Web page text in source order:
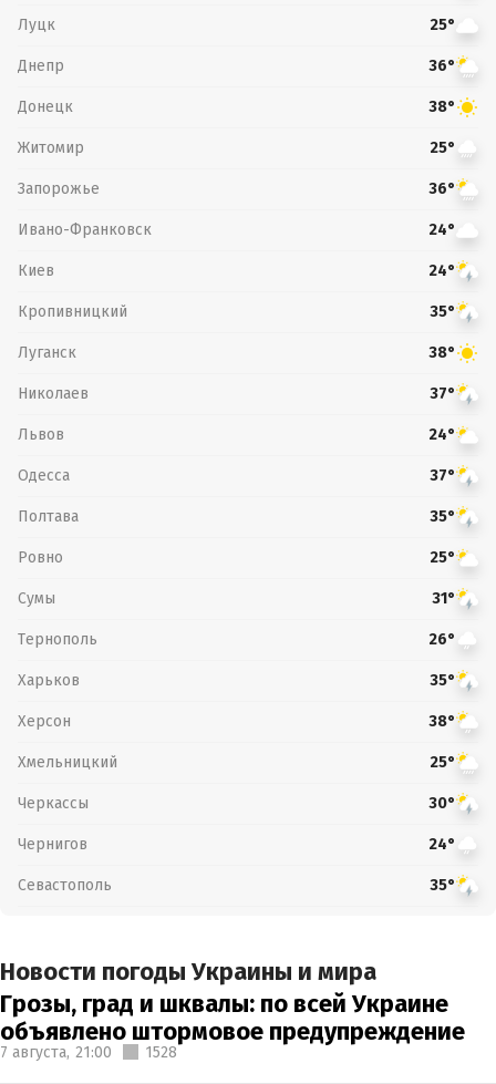
Луцк 25°
Днепр 36°
Донецк 38°
Житомир 25°
Запорожье 36°
Ивано-Франковск 24°
Киев 24°
Кропивницкий 35°
Луганск 38°
Николаев 37°
Львов 24°
Одесса 37°
Полтава 35°
Ровно 25°
Сумы 31°
Тернополь 26°
Харьков 35°
Херсон 38°
Хмельницкий 25°
Черкассы 30°
Чернигов 24°
Севастополь 35°
Новости погоды Украины и мира
Грозы, град и шквалы: по всей Украине
объявлено штормовое предупреждение
7 августа, 21:00 1528